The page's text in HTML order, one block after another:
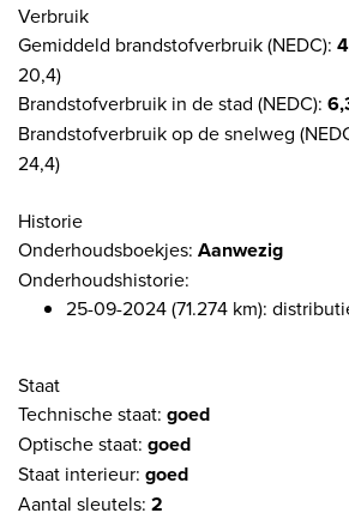
Verbruik
Gemiddeld brandstofverbruik (NEDC):
20,4)
Brandstofverbruik in de stad (NEDC):
Brandstofverbruik op de snelweg
24,4)
Historie
Onderhoudsboekjes: Aanwezig
Onderhoudshistorie:
25-09-2024 (71.274 km):
Staat
Technische staat: goed
Optische staat: goed
Staat interieur: goed
Aantal sleutels: 2